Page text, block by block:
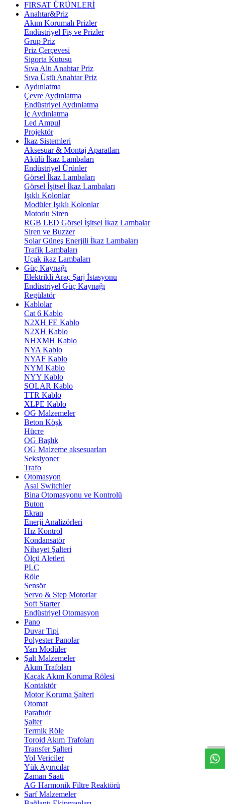
FIRSAT ÜRÜNLERİ
Anahtar&Priz
Akım Korumalı Prizler
Endüstriyel Fiş ve Prizler
Grup Priz
Priz Çerçevesi
Sigorta Kutusu
Sıva Altı Anahtar Priz
Sıva Üstü Anahtar Priz
Aydınlatma
Çevre Aydınlatma
Endüstriyel Aydınlatma
İç Aydınlatma
Led Ampul
Projektör
İkaz Sistemleri
Aksesuar & Montaj Aparatları
Akülü İkaz Lambaları
Endüstriyel Ürünler
Görsel İkaz Lambaları
Görsel İşitsel İkaz Lambaları
Işıklı Kolonlar
Modüler Işıklı Kolonlar
Motorlu Siren
RGB LED Görsel İşitsel İkaz Lambalar
Siren ve Buzzer
Solar Güneş Enerjili İkaz Lambaları
Trafik Lambaları
Uçak ikaz Lambaları
Güç Kaynağı
Elektrikli Araç Şarj İstasyonu
Endüstriyel Güç Kaynağı
Regülatör
Kablolar
Cat 6 Kablo
N2XH FE Kablo
N2XH Kablo
NHXMH Kablo
NYA Kablo
NYAF Kablo
NYM Kablo
NYY Kablo
SOLAR Kablo
TTR Kablo
XLPE Kablo
OG Malzemeler
Beton Köşk
Hücre
OG Başlık
OG Malzeme aksesuarları
Seksiyoner
Trafo
Otomasyon
Asal Switchler
Bina Otomasyonu ve Kontrolü
Buton
Ekran
Enerji Analizörleri
Hız Kontrol
Kondansatör
Nihayet Şalteri
Ölçü Aletleri
PLC
Röle
Sensör
Servo & Step Motorlar
Soft Starter
Endüstriyel Otomasyon
Pano
Duvar Tipi
Polyester Panolar
Yarı Modüler
Şalt Malzemeler
Akım Trafoları
Kaçak Akım Koruma Rölesi
Kontaktör
Motor Koruma Şalteri
Otomat
Parafudr
Şalter
Termik Röle
Toroid Akım Trafoları
Transfer Şalteri
Yol Vericiler
Yük Ayırıcılar
Zaman Saati
AG Harmonik Filtre Reaktörü
Sarf Malzemeler